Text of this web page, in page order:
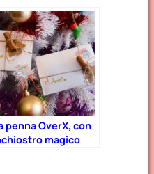
penna OverX, con
magico